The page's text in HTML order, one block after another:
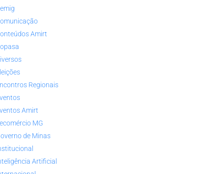
Amirt
Regionais
Amirt
MG
de Minas
Artificial